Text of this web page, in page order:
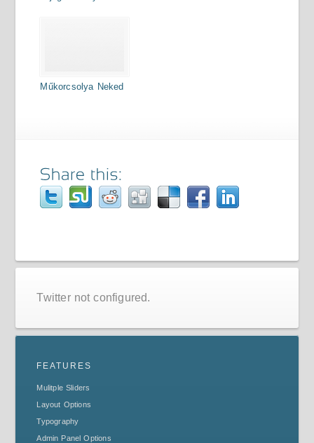
Műkorcsolya Neked
Twitter not configured.
FEATURES
Mulitple Sliders
Layout Options
Typography
Admin Panel Options